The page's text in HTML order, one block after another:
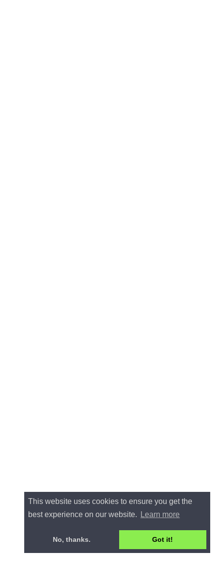
This website uses cookies to ensure you get the
best experience on our website.
Learn more
No, thanks. Got it!